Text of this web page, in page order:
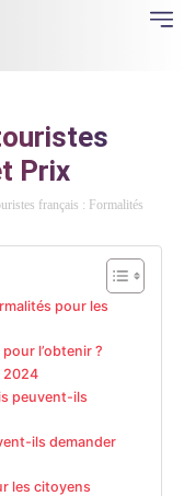
Prix
français : Formalités
pour les
l’obtenir ?
2024
peuvent-ils
ils demander
les citoyens